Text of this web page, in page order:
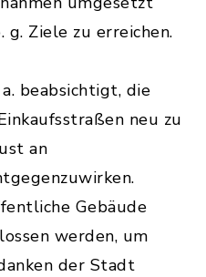
g. Ziele zu erreichen.
beabsichtigt, die
neu zu
an
Gebäude
werden, um
der Stadt